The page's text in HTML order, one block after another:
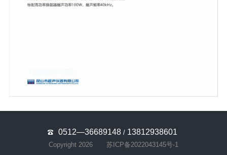
0512—36689148 / 13812938601
Copyright 2026 苏ICP备2022043145号-1